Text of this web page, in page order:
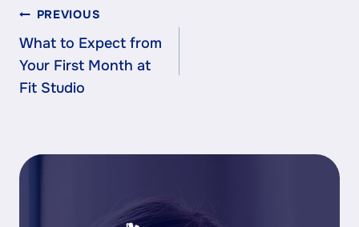
BEJEGYZÉS
NAVIGÁCIÓ
PREVIOUS
What to Expect from
Your First Month at
Fit Studio